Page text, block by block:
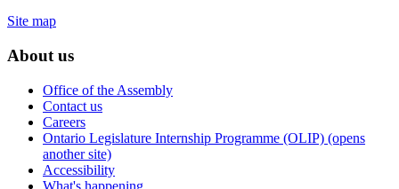
Site map
About us
Office of the Assembly
Contact us
Careers
Ontario Legislature Internship Programme (OLIP) (opens
another site)
Accessibility
What's happening